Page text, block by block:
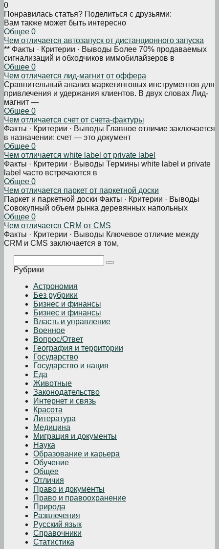
0
Понравилась статья? Поделиться с друзьями:
Вам также может быть интересно
Общее 0
Чем отличается автозапуск от дистанционного запуска
** Факты · Критерии · Выводы Более 70% продаваемых
сигнализаций и обходчиков иммобилайзеров в
Общее 0
Чем отличается лид-магнит от оффера
Сравнительный анализ маркетинговых инструментов для
привлечения и удержания клиентов. В двух словах Лид-
магнит —
Общее 0
Чем отличается счет от счета-фактуры
Факты · Критерии · Выводы Главное отличие заключается
в назначении: счет — это документ
Общее 0
Чем отличается white label от private label
Факты · Критерии · Выводы Термины white label и private
label часто встречаются в
Общее 0
Чем отличается паркет от паркетной доски
Паркет и паркетной доски Факты · Критерии · Выводы
Совокупный объем рынка деревянных напольных
Общее 0
Чем отличается CRM от CMS
Факты · Критерии · Выводы Ключевое отличие между
CRM и CMS заключается в том,
Рубрики
Астрономия
Без рубрики
Бизнеc и финансы
Бизнес и финансы
Власть и управление
Военное
Вопрос/Ответ
География и территории
Государство
Государство и нация
Еда
Животные
Законодательство
Интернет и связь
Красота
Литература
Медицина
Миграция и документы
Наука
Образование и карьера
Обучение
Общее
Отличия
Право и документы
Право и правоохранение
Природа
Развлечения
Русский язык
Справочники
Статистика